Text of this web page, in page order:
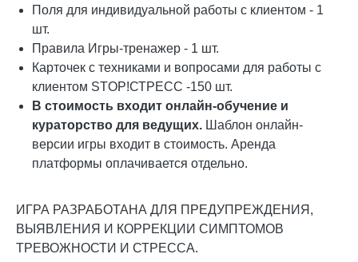
Поля для индивидуальной работы с клиентом - 1
шт.
Правила Игры-тренажер - 1 шт.
Карточек с техниками и вопросами для работы с
клиентом STOP!СТРЕСС -150 шт.
В стоимость входит онлайн-обучение и
кураторство для ведущих. Шаблон онлайн-
версии игры входит в стоимость.​ Аренда
платформы оплачивается отдельно.
ИГРА РАЗРАБОТАНА ДЛЯ ПРЕДУПРЕЖДЕНИЯ,
ВЫЯВЛЕНИЯ И КОРРЕКЦИИ СИМПТОМОВ
ТРЕВОЖНОСТИ И СТРЕССА.